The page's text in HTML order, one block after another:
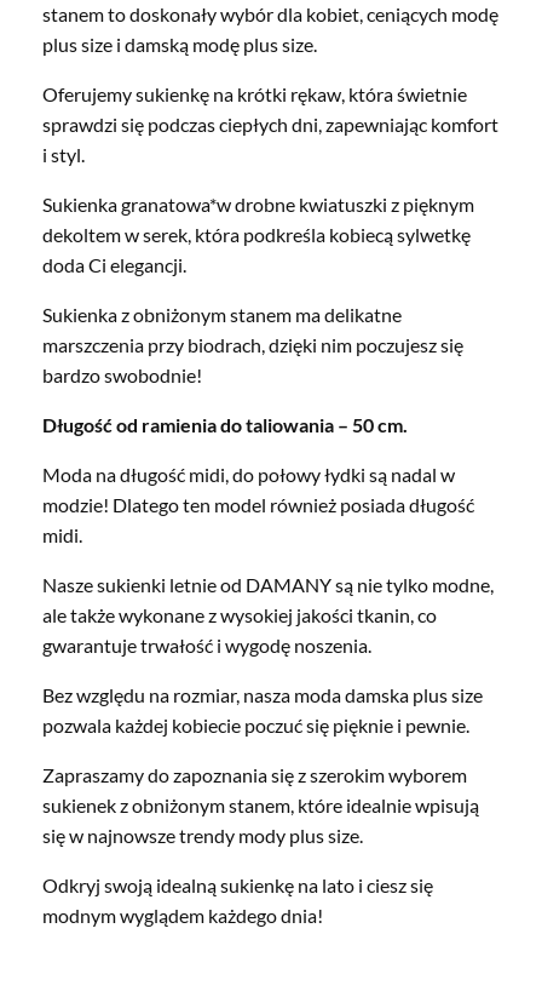
stanem to doskonały wybór dla kobiet, ceniących modę
plus size i damską modę plus size.
Oferujemy sukienkę na krótki rękaw, która świetnie
sprawdzi się podczas ciepłych dni, zapewniając komfort
i styl.
Sukienka granatowa*w drobne kwiatuszki z pięknym
dekoltem w serek, która podkreśla kobiecą sylwetkę
doda Ci elegancji.
Sukienka z obniżonym stanem ma delikatne
marszczenia przy biodrach, dzięki nim poczujesz się
bardzo swobodnie!
Długość od ramienia do taliowania – 50 cm.
Moda na długość midi, do połowy łydki są nadal w
modzie! Dlatego ten model również posiada długość
midi.
Nasze sukienki letnie od DAMANY są nie tylko modne,
ale także wykonane z wysokiej jakości tkanin, co
gwarantuje trwałość i wygodę noszenia.
Bez względu na rozmiar, nasza moda damska plus size
pozwala każdej kobiecie poczuć się pięknie i pewnie.
Zapraszamy do zapoznania się z szerokim wyborem
sukienek z obniżonym stanem, które idealnie wpisują
się w najnowsze trendy mody plus size.
Odkryj swoją idealną sukienkę na lato i ciesz się
modnym wyglądem każdego dnia!